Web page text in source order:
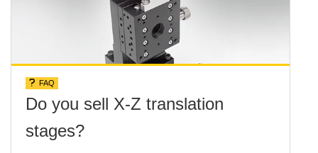
FAQ
Do you sell X-Z translation
stages?